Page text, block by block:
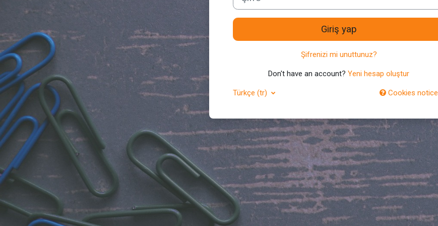
Giriş yap
Şifrenizi mi unuttunuz?
Don't have an account? Yeni hesap oluştur
Türkçe ‎(tr)‎ Cookies notice